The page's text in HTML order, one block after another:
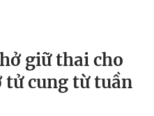
giữ thai cho
tử cung từ tuần